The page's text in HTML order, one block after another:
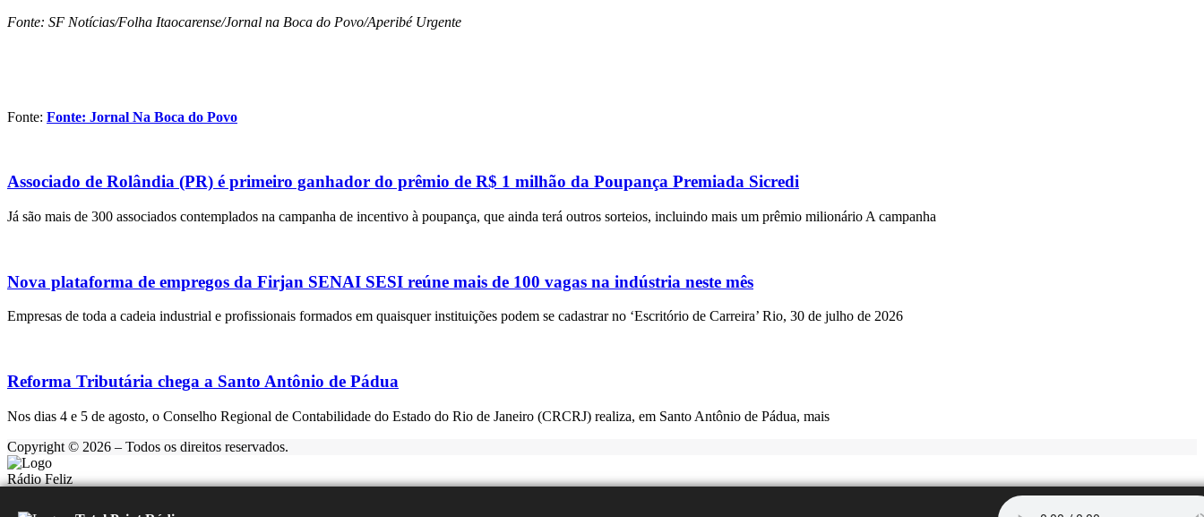
Fonte: SF Notícias/Folha Itaocarense/Jornal na Boca do Povo/Aperibé Urgente
Fonte: Fonte: Jornal Na Boca do Povo
Associado de Rolândia (PR) é primeiro ganhador do prêmio de R$ 1 milhão da Poupança Premiada Sicredi
Já são mais de 300 associados contemplados na campanha de incentivo à poupança, que ainda terá outros sorteios, incluindo mais um prêmio milionário A campanha
Nova plataforma de empregos da Firjan SENAI SESI reúne mais de 100 vagas na indústria neste mês
Empresas de toda a cadeia industrial e profissionais formados em quaisquer instituições podem se cadastrar no ‘Escritório de Carreira’ Rio, 30 de julho de 2026
Reforma Tributária chega a Santo Antônio de Pádua
Nos dias 4 e 5 de agosto, o Conselho Regional de Contabilidade do Estado do Rio de Janeiro (CRCRJ) realiza, em Santo Antônio de Pádua, mais
Copyright © 2026 – Todos os direitos reservados.
Rádio Feliz